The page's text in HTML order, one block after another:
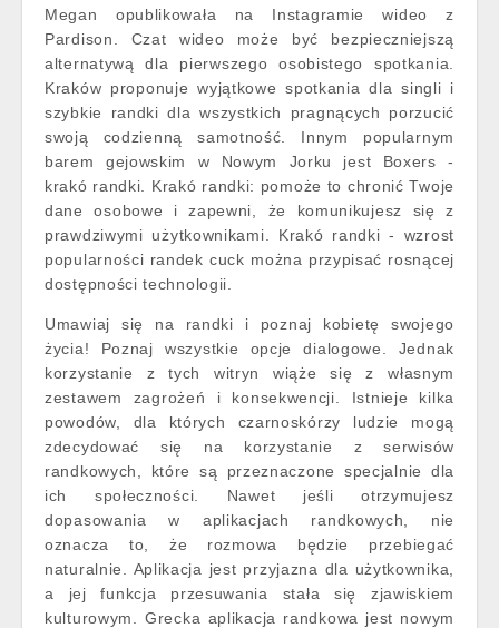
Megan opublikowała na Instagramie wideo z
Pardison. Czat wideo może być bezpieczniejszą
alternatywą dla pierwszego osobistego spotkania.
Kraków proponuje wyjątkowe spotkania dla singli i
szybkie randki dla wszystkich pragnących porzucić
swoją codzienną samotność. Innym popularnym
barem gejowskim w Nowym Jorku jest Boxers -
krakó randki. Krakó randki: pomoże to chronić Twoje
dane osobowe i zapewni, że komunikujesz się z
prawdziwymi użytkownikami. Krakó randki - wzrost
popularności randek cuck można przypisać rosnącej
dostępności technologii.
Umawiaj się na randki i poznaj kobietę swojego
życia! Poznaj wszystkie opcje dialogowe. Jednak
korzystanie z tych witryn wiąże się z własnym
zestawem zagrożeń i konsekwencji. Istnieje kilka
powodów, dla których czarnoskórzy ludzie mogą
zdecydować się na korzystanie z serwisów
randkowych, które są przeznaczone specjalnie dla
ich społeczności. Nawet jeśli otrzymujesz
dopasowania w aplikacjach randkowych, nie
oznacza to, że rozmowa będzie przebiegać
naturalnie. Aplikacja jest przyjazna dla użytkownika,
a jej funkcja przesuwania stała się zjawiskiem
kulturowym. Grecka aplikacja randkowa jest nowym